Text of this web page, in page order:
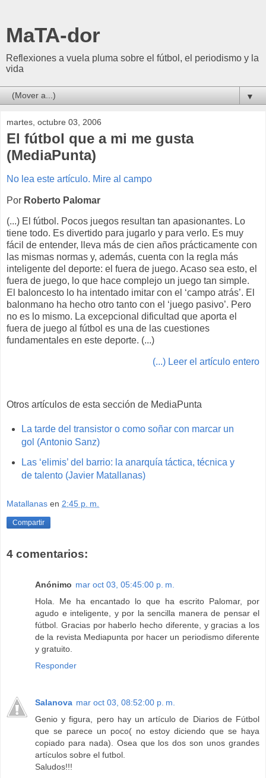
MaTA-dor
Reflexiones a vuela pluma sobre el fútbol, el periodismo y la
vida
▼
martes, octubre 03, 2006
El fútbol que a mi me gusta
(MediaPunta)
No lea este artículo. Mire al campo
Por Roberto Palomar
(...) El fútbol. Pocos juegos resultan tan apasionantes. Lo
tiene todo. Es divertido para jugarlo y para verlo. Es muy
fácil de entender, lleva más de cien años prácticamente con
las mismas normas y, además, cuenta con la regla más
inteligente del deporte: el fuera de juego. Acaso sea esto, el
fuera de juego, lo que hace complejo un juego tan simple.
El baloncesto lo ha intentado imitar con el ‘campo atrás’. El
balonmano ha hecho otro tanto con el ‘juego pasivo’. Pero
no es lo mismo. La excepcional dificultad que aporta el
fuera de juego al fútbol es una de las cuestiones
fundamentales en este deporte. (...)
(...) Leer el artículo entero
Otros artículos de esta sección de MediaPunta
La tarde del transistor o como soñar con marcar un
gol (Antonio Sanz)
Las ‘elimis’ del barrio: la anarquía táctica, técnica y
de talento (Javier Matallanas)
Matallanas en 2:45 p. m.
Compartir
4 comentarios:
Anónimo mar oct 03, 05:45:00 p. m.
Hola. Me ha encantado lo que ha escrito Palomar, por
agudo e inteligente, y por la sencilla manera de pensar el
fútbol. Gracias por haberlo hecho diferente, y gracias a los
de la revista Mediapunta por hacer un periodismo diferente
y gratuito.
Responder
Salanova mar oct 03, 08:52:00 p. m.
Genio y figura, pero hay un artículo de Diarios de Fútbol
que se parece un poco( no estoy diciendo que se haya
copiado para nada). Osea que los dos son unos grandes
artículos sobre el futbol.
Saludos!!!